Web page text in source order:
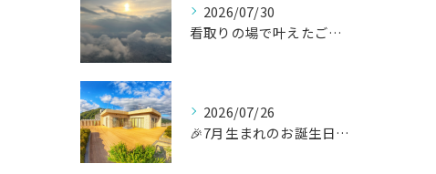
2026/07/30
看取りの場で叶えたご家族の願い
2026/07/26
🎉7月生まれのお誕生日会を開催しました🎂